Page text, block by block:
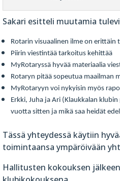
Sakari esitteli muutamia
Rotarin visuaalinen ilme on erittäin
Piirin viestintää tarkoitus kehittää
MyRotaryssä hyvää materiaalia
Rotaryn pitää sopeutua maailman
MyRotaryyn voi nykyisin myös
Erkki, Juha ja Ari (Klaukkalan
vuotta sitten ja mikä saa heidät
Tässä yhteydessä käytiin
toimintaansa ympäröivään
Hallitusten kokouksen